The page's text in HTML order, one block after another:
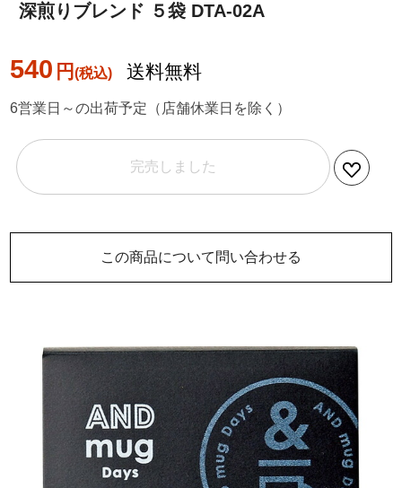
深煎りブレンド ５袋 DTA-02A
540 円 送料無料
6営業日～の出荷予定（店舗休業日を除く）
完売しました
この商品について問い合わせる